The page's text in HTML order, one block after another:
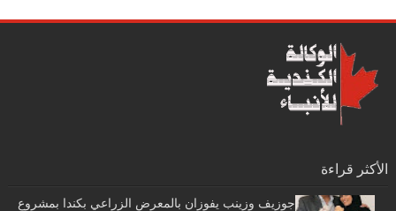
الأكثر قراءة
جوزيف وزينب يفوزان بالمعرض الزراعي بكندا بمشروع